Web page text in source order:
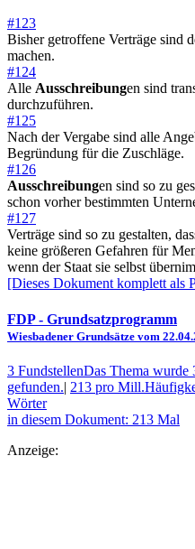
#123
Bisher getroffene Verträge sind
machen.
#124
Alle Ausschreibungen sind
durchzuführen.
#125
Nach der Vergabe sind alle
Begründung für die Zuschläge.
#126
Ausschreibungen sind so zu
schon vorher bestimmten
#127
Verträge sind so zu gestalten,
keine größeren Gefahren für
wenn der Staat sie selbst
[Dieses Dokument komplett als
FDP- Grundsatzprogramm
Wiesbadener Grundsätze vom
3 FundstellenDas Thema wurde
gefunden.| 213 pro Mill.
Wörter
in diesem Dokument: 213 Mal
Anzeige: